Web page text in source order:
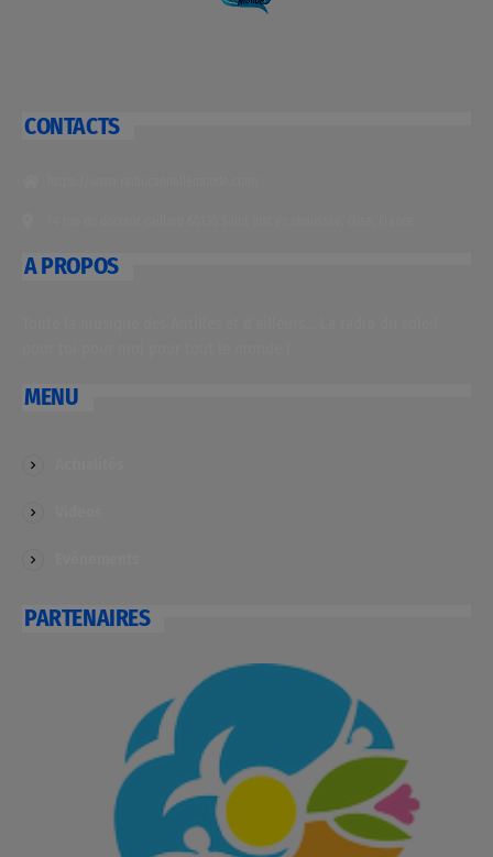
CONTACTS
A PROPOS
MENU
PARTENAIRES